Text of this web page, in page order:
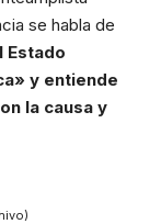
se habla de
Estado
y entiende
la causa y